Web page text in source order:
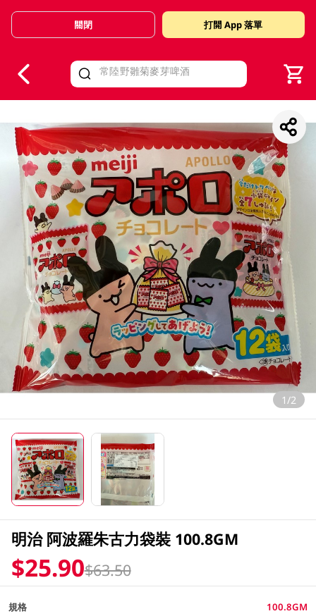
Valid Until 30 June 2026
關閉 打開 App 落單
1/2
明治 阿波羅朱古力袋裝 100.8GM
$25.90$63.50
規格 100.8GM